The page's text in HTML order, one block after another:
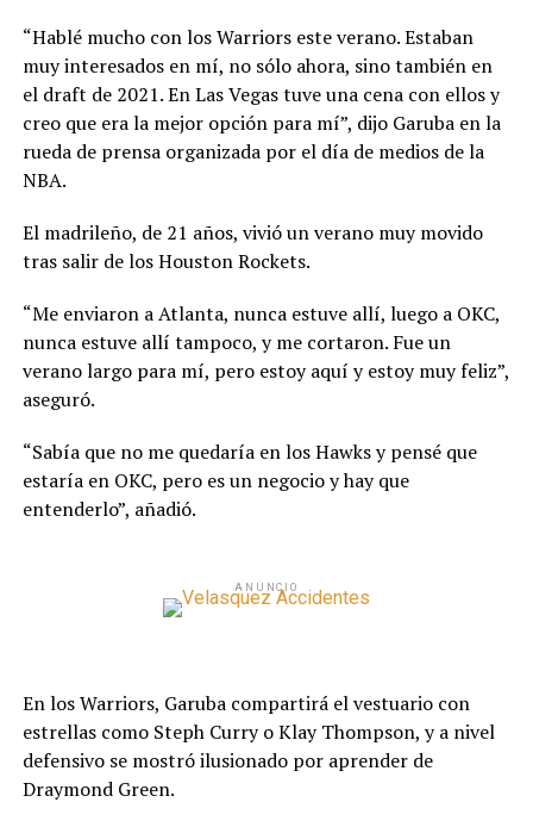
“Hablé mucho con los Warriors este verano. Estaban
muy interesados en mí, no sólo ahora, sino también en
el draft de 2021. En Las Vegas tuve una cena con ellos y
creo que era la mejor opción para mí”, dijo Garuba en la
rueda de prensa organizada por el día de medios de la
NBA.
El madrileño, de 21 años, vivió un verano muy movido
tras salir de los Houston Rockets.
“Me enviaron a Atlanta, nunca estuve allí, luego a OKC,
nunca estuve allí tampoco, y me cortaron. Fue un
verano largo para mí, pero estoy aquí y estoy muy feliz”,
aseguró.
“Sabía que no me quedaría en los Hawks y pensé que
estaría en OKC, pero es un negocio y hay que
entenderlo”, añadió.
ANUNCIO
En los Warriors, Garuba compartirá el vestuario con
estrellas como Steph Curry o Klay Thompson, y a nivel
defensivo se mostró ilusionado por aprender de
Draymond Green.